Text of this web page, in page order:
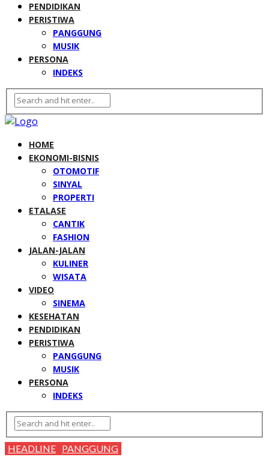
PENDIDIKAN
PERISTIWA
PANGGUNG
MUSIK
PERSONA
INDEKS
HOME
EKONOMI-BISNIS
OTOMOTIF
SINYAL
PROPERTI
ETALASE
CANTIK
FASHION
JALAN-JALAN
KULINER
WISATA
VIDEO
SINEMA
KESEHATAN
PENDIDIKAN
PERISTIWA
PANGGUNG
MUSIK
PERSONA
INDEKS
HEADLINE PANGGUNG